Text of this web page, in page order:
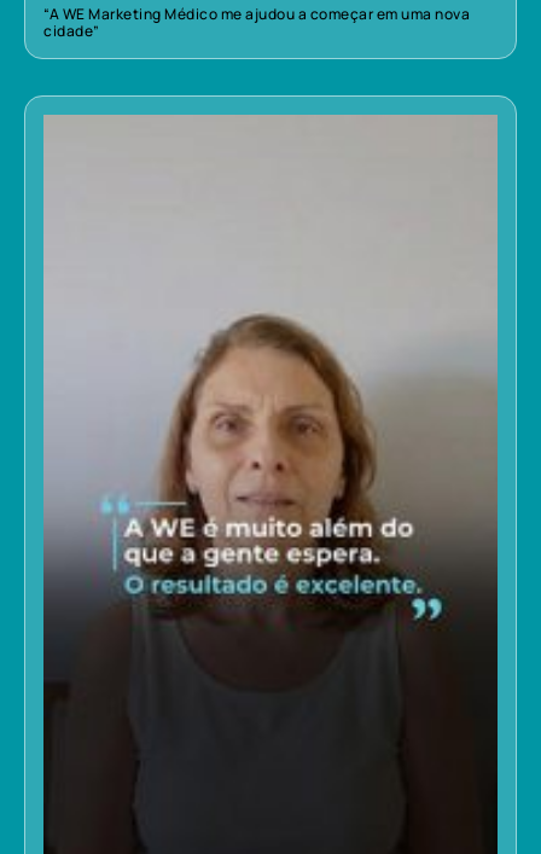
“A WE Marketing Médico me ajudou a começar em uma nova
cidade”